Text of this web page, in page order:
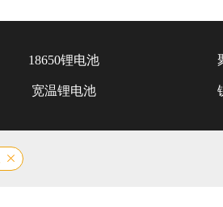
18650锂电池
宽温锂电池